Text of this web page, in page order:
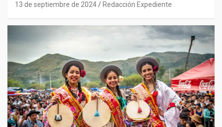
13 de septiembre de 2024 Redacción Expediente